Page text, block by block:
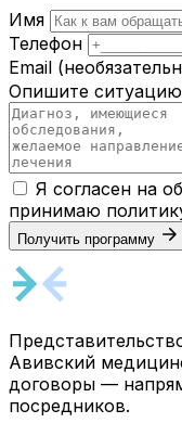
Имя
Телефон
Email
Опишите ситуацию
Я согласен на
принимаю
Получить программу
Авивский
договоры —
посредников.